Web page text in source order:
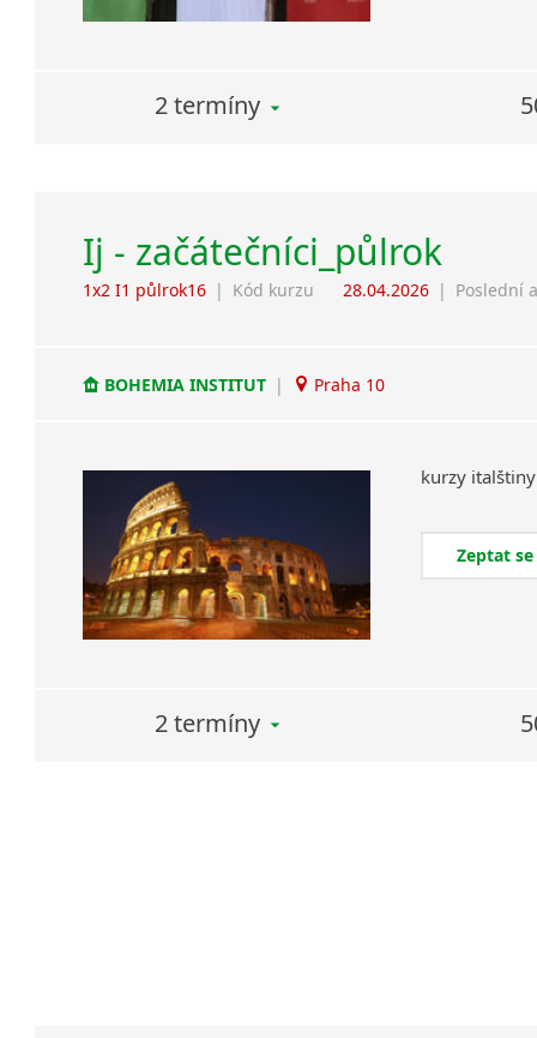
2 termíny
Ij - začátečníci_půlrok
1x2 I1 půlrok16 | Kód kurzu 28.04.2026 | Poslední
BOHEMIA INSTITUT | Praha 10
kurzy italštiny
Zeptat
2 termíny